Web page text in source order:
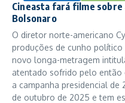
Cineasta fará filme
Bolsonaro
O diretor norte-americano
produções de cunho
novo longa-metragem
atentado sofrido pelo então
a campanha presidencial de
de outubro de 2025 e tem